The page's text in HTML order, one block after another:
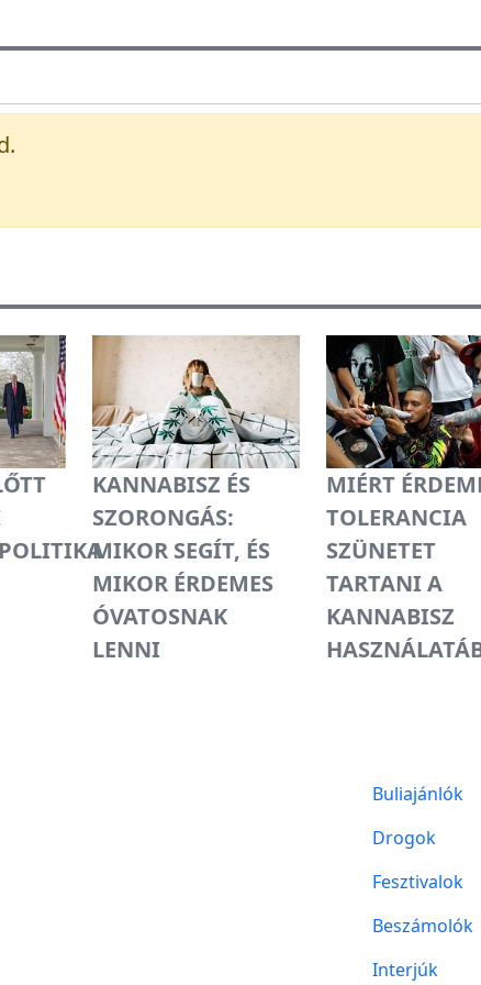
KANNABISZ ÉS
SZORONGÁS:
MIKOR SEGÍT, ÉS
MIKOR ÉRDEMES
ÓVATOSNAK
LENNI
MIÉRT
TOLERANCIA
SZÜNETET
TARTANI A
KANNABISZ
Buliajánlók
Drogok
Fesztivalok
Beszámolók
Interjúk